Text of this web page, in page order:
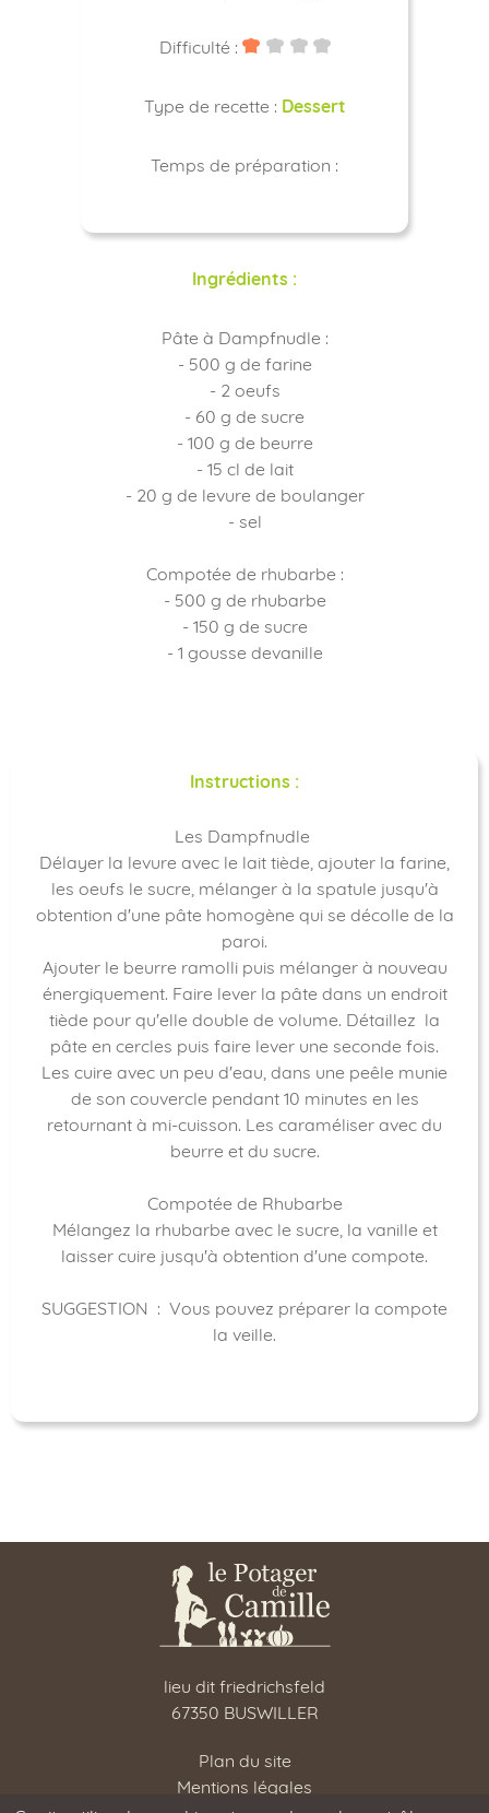
Difficulté :
Type de recette : Dessert
Temps de préparation :
Ingrédients :
Pâte à Dampfnudle :
- 500 g de farine
- 2 oeufs
- 60 g de sucre
- 100 g de beurre
- 15 cl de lait
- 20 g de levure de boulanger
- sel
Compotée de rhubarbe :
- 500 g de rhubarbe
- 150 g de sucre
- 1 gousse devanille
Instructions :
Les Dampfnudle
Délayer la levure avec le lait tiède, ajouter la farine,
les oeufs le sucre, mélanger à la spatule jusqu'à
obtention d'une pâte homogène qui se décolle de la
paroi.
Ajouter le beurre ramolli puis mélanger à nouveau
énergiquement. Faire lever la pâte dans un endroit
tiède pour qu'elle double de volume. Détaillez la
pâte en cercles puis faire lever une seconde fois.
Les cuire avec un peu d'eau, dans une peêle munie
de son couvercle pendant 10 minutes en les
retournant à mi-cuisson. Les caraméliser avec du
beurre et du sucre.
Compotée de Rhubarbe
Mélangez la rhubarbe avec le sucre, la vanille et
laisser cuire jusqu'à obtention d'une compote.
SUGGESTION : Vous pouvez préparer la compote
la veille.
lieu dit friedrichsfeld
67350 BUSWILLER
Plan du site
Mentions légales